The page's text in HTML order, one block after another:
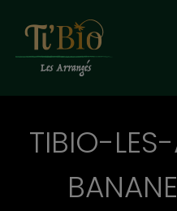
TIBIO-